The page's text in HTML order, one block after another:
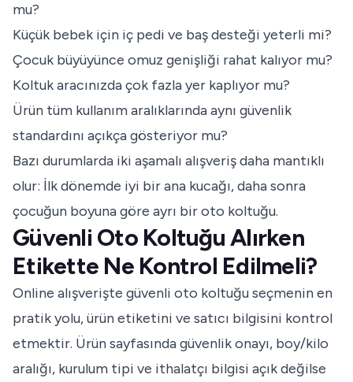
mu?
Küçük bebek için iç pedi ve baş desteği yeterli mi?
Çocuk büyüyünce omuz genişliği rahat kalıyor mu?
Koltuk aracınızda çok fazla yer kaplıyor mu?
Ürün tüm kullanım aralıklarında aynı güvenlik
standardını açıkça gösteriyor mu?
Bazı durumlarda iki aşamalı alışveriş daha mantıklı
olur: İlk dönemde iyi bir ana kucağı, daha sonra
çocuğun boyuna göre ayrı bir oto koltuğu.
Güvenli Oto Koltuğu Alırken
Etikette Ne Kontrol Edilmeli?
Online alışverişte güvenli oto koltuğu seçmenin en
pratik yolu, ürün etiketini ve satıcı bilgisini kontrol
etmektir. Ürün sayfasında güvenlik onayı, boy/kilo
aralığı, kurulum tipi ve ithalatçı bilgisi açık değilse